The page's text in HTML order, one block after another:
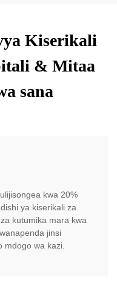
Kiserikali
& Mitaa
sana
kwa 20%
ya kiserikali za
kutumika mara kwa
jinsi
mdogo wa kazi.